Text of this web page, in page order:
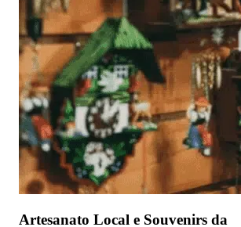
Artesanato Local e Souvenirs da